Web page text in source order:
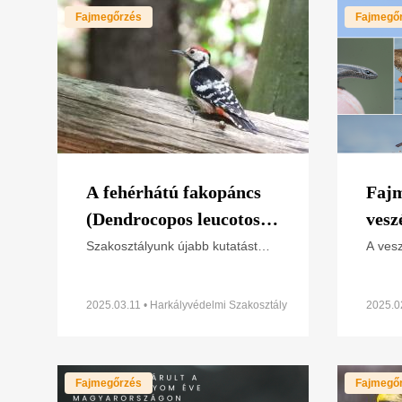
Fajmegőrzés
A fehérhátú fakopáncs
(Dendrocopos leucotos)
színesgyűrűs jelölése
Szakosztályunk újabb kutatást
otthonterületének nagyságát
2025.03.11 • Harkályvédelmi Szakosztály
A
Fajmegőrzés